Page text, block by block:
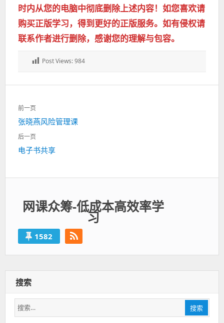
时内从您的电脑中彻底删除上述内容！如您喜欢请
购买正版学习，得到更好的正版服务。如有侵权请
联系作者进行删除，感谢您的理解与包容。
Post Views:984
文
章
导
航
前一页
上
一
张晓燕风险管理课
后一页
下
电子书共享
网课众筹-低成本高效率学
习
1582
搜索
搜
索：
搜索